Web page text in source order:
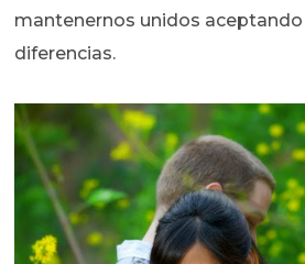
mantenernos unidos
diferencias.